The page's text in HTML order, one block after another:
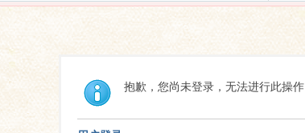
抱歉，您尚未登录，无法进行此操作